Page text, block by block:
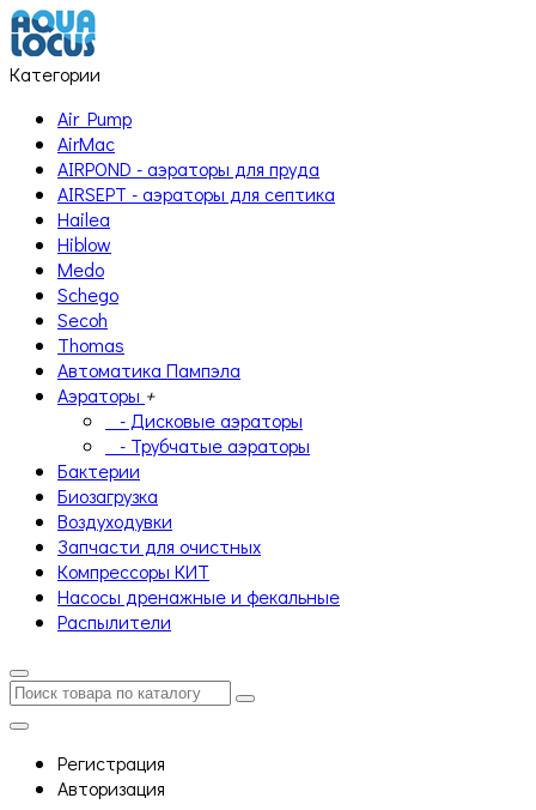
Категории
Air Pump
AirMac
AIRPOND - аэраторы для пруда
AIRSEPT - аэраторы для септика
Hailea
Hiblow
Medo
Schego
Secoh
Thomas
Автоматика Пампэла
Аэраторы +
- Дисковые аэраторы
- Трубчатые аэраторы
Бактерии
Биозагрузка
Воздуходувки
Запчасти для очистных
Компрессоры КИТ
Насосы дренажные и фекальные
Распылители
Регистрация
Авторизация